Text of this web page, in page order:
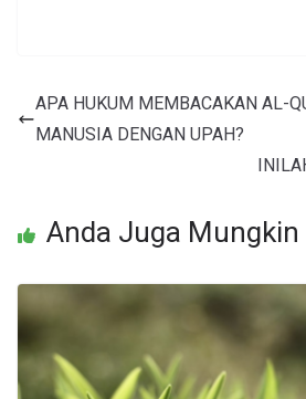
APA HUKUM MEMBACAKAN AL-
MANUSIA DENGAN UPAH?
Anda Juga Mungkin